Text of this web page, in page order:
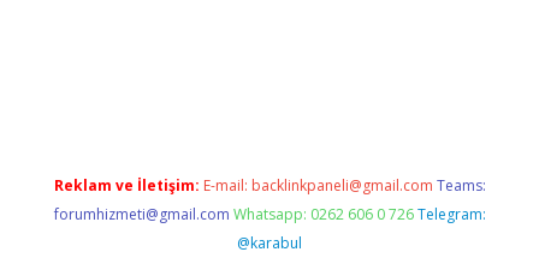
Reklam ve İletişim: E-mail: backlinkpaneli@gmail.com Teams:
forumhizmeti@gmail.com Whatsapp: 0262 606 0 726 Telegram:
@karabul